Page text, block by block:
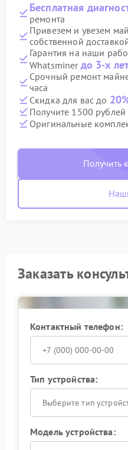
Бесплатная
ремонта
Привезем и увезем
собственной
Гарантия на наши
Whatsminer до 3-х
Срочный ремонт
часа
Скидка для вас до
Получите 1500
Оригинальные
Получить
Заказать
Контактный телефон:
Тип устройства:
Выберите тип
Модель устройства: